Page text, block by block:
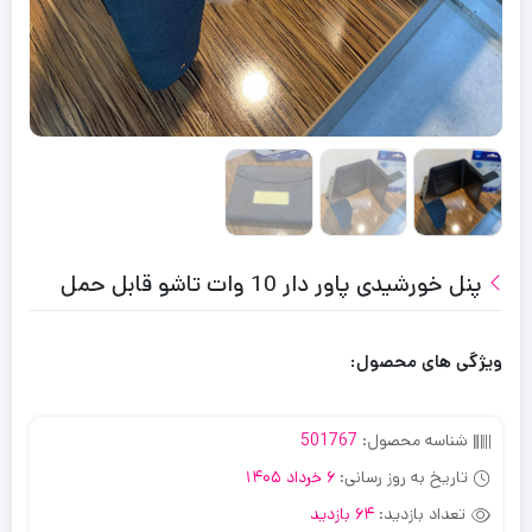
پنل خورشیدی پاور دار 10 وات تاشو قابل حمل
ویژگی های محصول:
شناسه محصول: 501767
تاریخ به روز رسانی: 6 خرداد 1405
تعداد بازدید: 64 بازدید